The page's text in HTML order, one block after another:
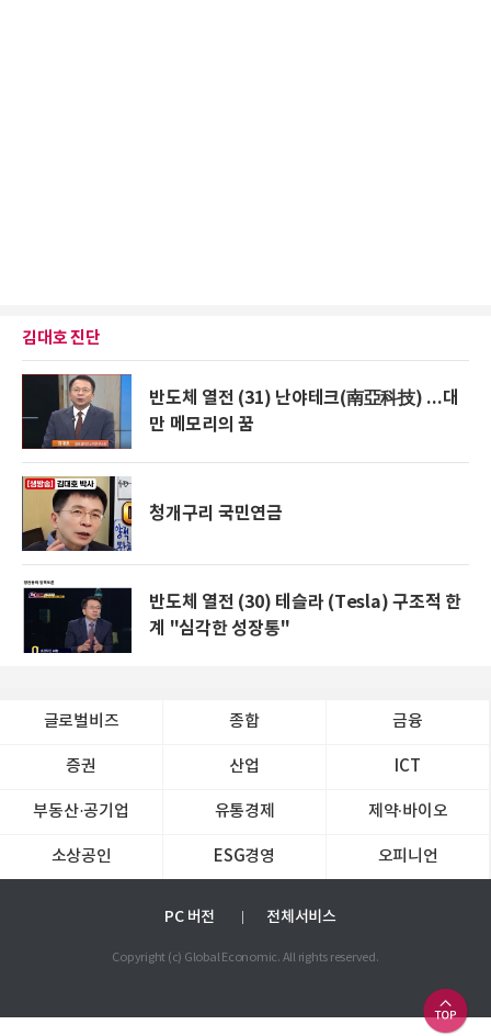
김대호 진단
반도체 열전 (31) 난야테크(南亞科技) ...대
만 메모리의 꿈
청개구리 국민연금
반도체 열전 (30) 테슬라 (Tesla) 구조적 한
계 "심각한 성장통"
글로벌비즈 종합 금융
증권 산업 ICT
부동산·공기업 유통경제 제약∙바이오
소상공인 ESG경영 오피니언
PC 버전 전체서비스
Copyright (c) Global Economic. All rights reserved.